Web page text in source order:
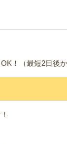
！（最短2日後